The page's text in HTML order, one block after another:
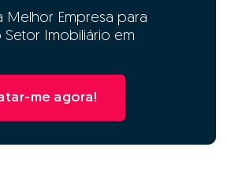
Melhor Empresa para
Setor Imobiliário em
me agora!